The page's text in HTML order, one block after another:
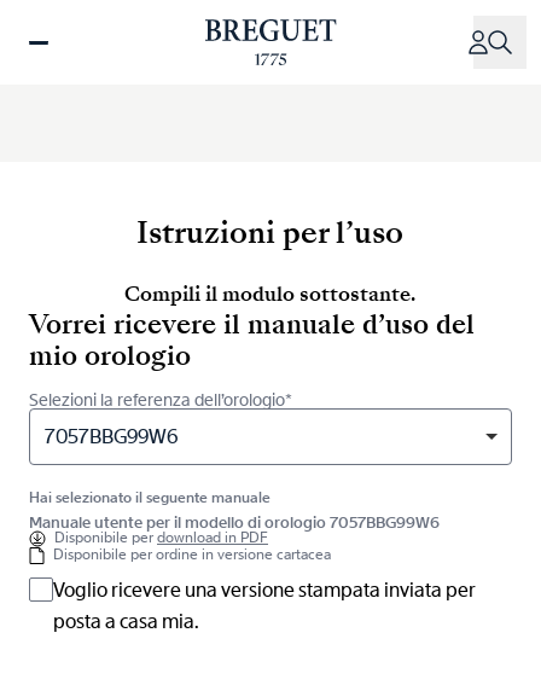
Istruzioni per l’uso
Compili il modulo sottostante.
Vorrei ricevere il manuale d’uso del
mio orologio
Selezioni la referenza dell’orologio*
7057BBG99W6
Hai selezionato il seguente manuale
Manuale utente per il modello di orologio 7057BBG99W6
Disponibile perdownload in PDF
Disponibile per ordine in versione cartacea
Voglio ricevere una versione stampata inviata per
posta a casa mia.